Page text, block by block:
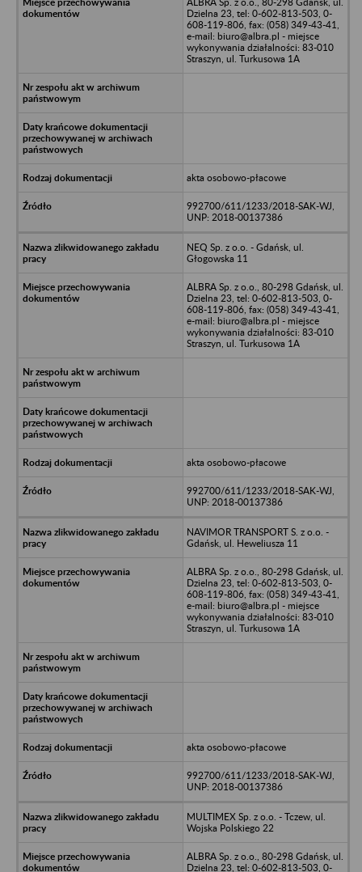
Dzielna 23, tel: 0-602-813-503, 0-
608-119-806, fax: (058) 349-43-41,
e-mail: biuro@albra.pl - miejsce
wykonywania działalności: 83-010
Straszyn, ul. Turkusowa 1A
akta osobowo-płacowe
992700/611/1233/2018-SAK-WJ,
UNP: 2018-00137386
NEQ Sp. z o.o. - Gdańsk, ul.
Głogowska 11
ALBRA Sp. z o.o., 80-298 Gdańsk, ul.
Dzielna 23, tel: 0-602-813-503, 0-
608-119-806, fax: (058) 349-43-41,
e-mail: biuro@albra.pl - miejsce
wykonywania działalności: 83-010
Straszyn, ul. Turkusowa 1A
akta osobowo-płacowe
992700/611/1233/2018-SAK-WJ,
UNP: 2018-00137386
NAVIMOR TRANSPORT S. z o.o. -
Gdańsk, ul. Heweliusza 11
ALBRA Sp. z o.o., 80-298 Gdańsk, ul.
Dzielna 23, tel: 0-602-813-503, 0-
608-119-806, fax: (058) 349-43-41,
e-mail: biuro@albra.pl - miejsce
wykonywania działalności: 83-010
Straszyn, ul. Turkusowa 1A
akta osobowo-płacowe
992700/611/1233/2018-SAK-WJ,
UNP: 2018-00137386
MULTIMEX Sp. z o.o. - Tczew, ul.
Wojska Polskiego 22
ALBRA Sp. z o.o., 80-298 Gdańsk, ul.
Dzielna 23, tel: 0-602-813-503, 0-